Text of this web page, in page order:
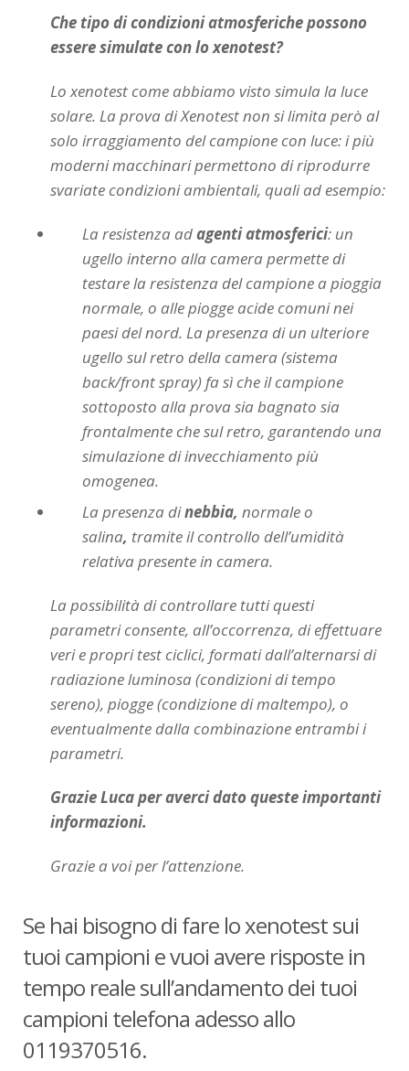
Che tipo di condizioni atmosferiche possono
essere simulate con lo xenotest?
Lo xenotest come abbiamo visto simula la luce
solare. La prova di Xenotest non si limita però al
solo irraggiamento del campione con luce: i più
moderni macchinari permettono di riprodurre
svariate condizioni ambientali, quali ad esempio:
La resistenza adagenti atmosferici: un
ugello interno alla camera permette di
testare la resistenza del campione a pioggia
normale, o alle piogge acide comuni nei
paesi del nord. La presenza di un ulteriore
ugello sul retro della camera (sistema
back/front spray) fa sì che il campione
sottoposto alla prova sia bagnato sia
frontalmente che sul retro, garantendo una
simulazione di invecchiamento più
omogenea.
La presenza dinebbia, normale o
salina, tramite il controllo dell’umidità
relativa presente in camera.
La possibilità di controllare tutti questi
parametri consente, all’occorrenza, di effettuare
veri e propri test ciclici, formati dall’alternarsi di
radiazione luminosa (condizioni di tempo
sereno), piogge (condizione di maltempo), o
eventualmente dalla combinazione entrambi i
parametri.
Grazie Luca per averci dato queste importanti
informazioni.
Grazie a voi per l’attenzione.
Se hai bisogno di fare lo xenotest sui
tuoi campioni e vuoi avere risposte in
tempo reale sull’andamento dei tuoi
campioni telefona adesso allo
0119370516.